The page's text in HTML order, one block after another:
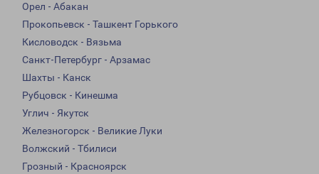
Орел - Абакан
Прокопьевск - Ташкент Горького
Кисловодск - Вязьма
Санкт-Петербург - Арзамас
Шахты - Канск
Рубцовск - Кинешма
Углич - Якутск
Железногорск - Великие Луки
Волжский - Тбилиси
Грозный - Красноярск